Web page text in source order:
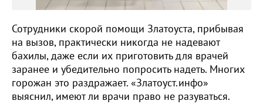
Сотрудники скорой помощи Златоуста, прибывая
на вызов, практически никогда не надевают
бахилы, даже если их приготовить для врачей
заранее и убедительно попросить надеть. Многих
горожан это раздражает. «Златоуст.инфо»
выяснил, имеют ли врачи право не разуваться.